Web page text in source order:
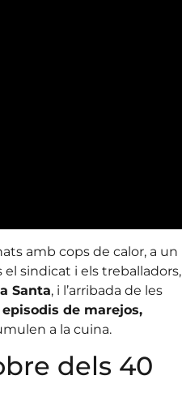
amb cops de calor, a un
el sindicat i els treballadors,
Santa, i l’arribada de les
de marejos,
a la cuina.
dels 40